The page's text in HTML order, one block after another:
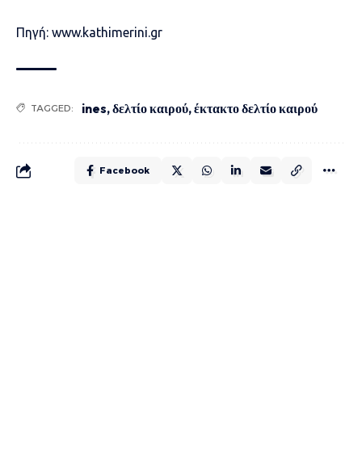
Πηγή: www.kathimerini.gr
TAGGED: ines,δελτίο καιρού,έκτακτο δελτίο καιρού
Facebook